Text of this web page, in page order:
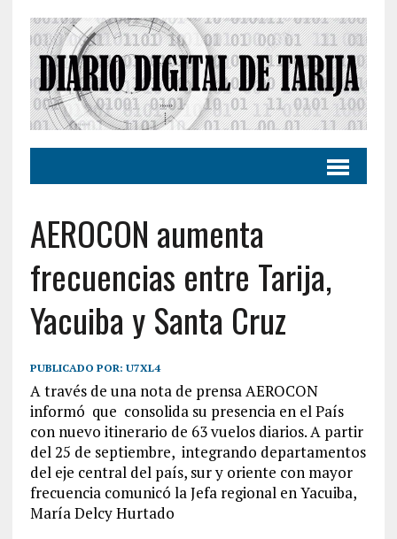
AEROCON aumenta
frecuencias entre Tarija,
Yacuiba y Santa Cruz
PUBLICADO POR: U7XL4
A través de una nota de prensa AEROCON
informó que consolida su presencia en el País
con nuevo itinerario de 63 vuelos diarios. A partir
del 25 de septiembre, integrando departamentos
del eje central del país, sur y oriente con mayor
frecuencia comunicó la Jefa regional en Yacuiba,
María Delcy Hurtado